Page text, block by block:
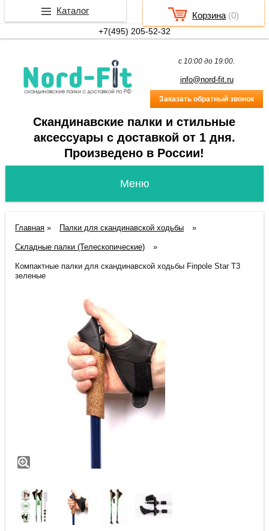
c 10:00 до 19:00.
info@nord-fit.ru
Заказать обратный звонок
Скандинавские палки и стильные
аксессуары с доставкой от 1 дня.
Произведено в России!
Главная » Палки для скандинавской ходьбы »
Складные палки (Телескопические) »
Компактные палки для скандинавской ходьбы Finpole Star T3
зеленые
+7(495) 205-52-32
Корзина (0)
Каталог